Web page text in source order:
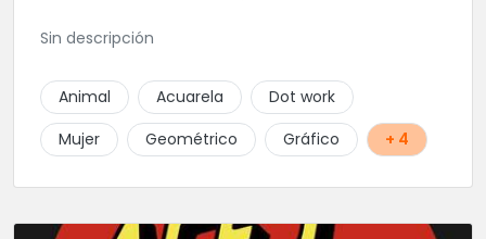
Sin descripción
Animal Acuarela
Dot work
Mujer
Geométrico Gráfico + 4